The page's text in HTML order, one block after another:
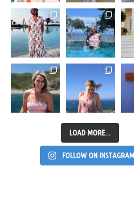
LOAD MORE...
FOLLOW ON INSTAGRAM